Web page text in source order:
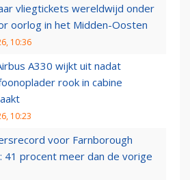
vliegtickets wereldwijd onder
oorlog in het Midden-Oosten
10:36
A330 wijkt uit nadat
rook in cabine
10:23
voor Farnborough
41 procent meer dan de vorige